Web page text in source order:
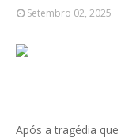
Setembro 02, 2025
Após a tragédia que